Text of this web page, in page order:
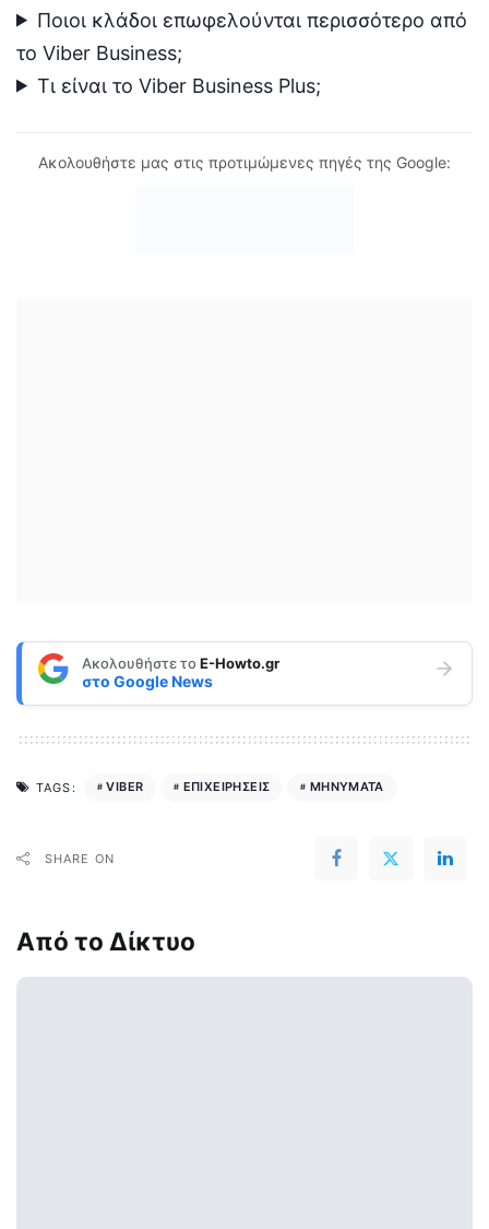
Ποιοι κλάδοι επωφελούνται περισσότερο από
το Viber Business;
Τι είναι το Viber Business Plus;
Ακολουθήστε μας στις προτιμώμενες πηγές της Google:
Ακολουθήστε τοE-Howto.gr
στο Google News
TAGS: VIBER ΕΠΙΧΕΙΡΗΣΕΙΣ ΜΗΝΥΜΑΤΑ
SHARE ON
Από το Δίκτυο